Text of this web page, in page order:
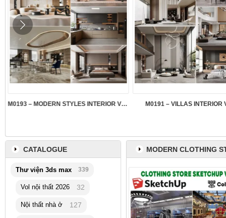
M0193 – MODERN STYLES INTERIOR VOL.5 M0191 – VILLAS INTERIOR
MODERN CLOTHING
CATALOGUE
Thư viện 3ds max 339
Vol nội thất 2026 32
Nội thất nhà ở 127